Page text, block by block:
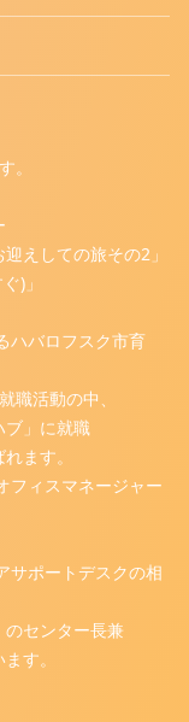
。
しての旅その2」
)」
ハバロフスク市育
職活動の中、
ブ」に就職
ます。
フィスマネージャー
サポートデスクの相
センター長兼
す。